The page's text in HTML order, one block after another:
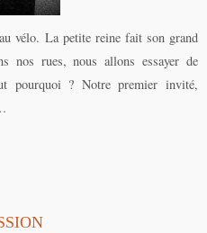
vélo. La petite reine fait son grand
nos rues, nous allons essayer de
pourquoi ? Notre premier invité,